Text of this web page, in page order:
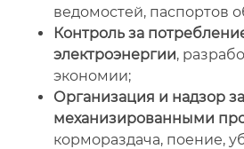
ведомостей, паспортов
Контроль за
электроэнергии,
экономии;
Организация и надзор за
механизированными
кормораздача, поение,